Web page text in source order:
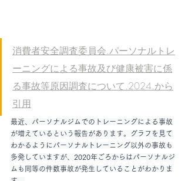
消費者安全調査委員会.パーソナルトレ
ーニングによる事故及び健康被害に係
る事故等原因調査について.2024.から
引用
最近、パーソナルジムでのトレーニングによる事故
が増えているという報告があります。グラフを見て
わかるようにパーソナルトレーニング以外の事故も
多発していますが、2020年ごろからはパーソナルジ
ムも同等の件数事故が発生していることがわかりま